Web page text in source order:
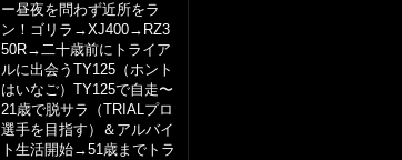
ー昼夜を問わず近所をラ
ン！ゴリラ→XJ400→RZ3
50R→二十歳前にトライア
ルに出会うTY125（ホント
はいなご）TY125で自走〜
21歳で脱サラ（TRIALプロ
選手を目指す）＆アルバイ
ト生活開始→51歳までトラ